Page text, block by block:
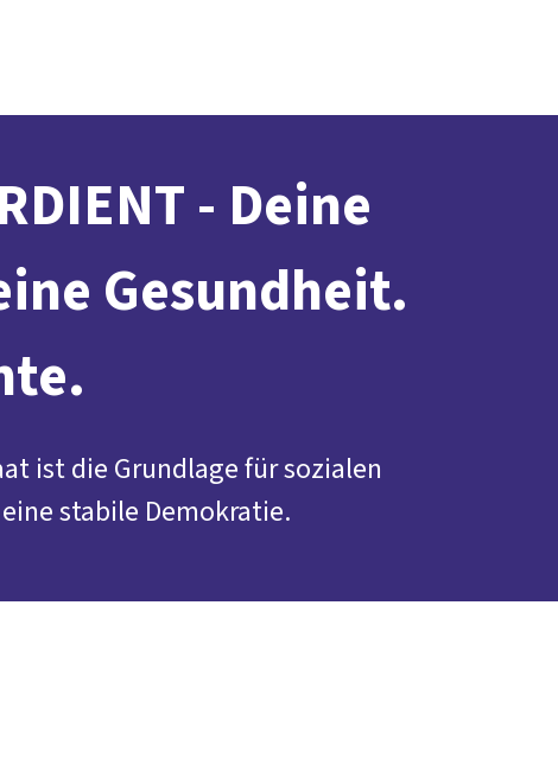
- Deine
Gesundheit.
ist die Grundlage für sozialen
stabile Demokratie.